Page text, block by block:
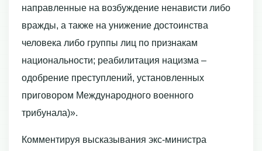
направленные на возбуждение ненависти либо
вражды, а также на унижение достоинства
человека либо группы лиц по признакам
национальности; реабилитация нацизма –
одобрение преступлений, установленных
приговором Международного военного
трибунала)».
Комментируя высказывания экс-министра